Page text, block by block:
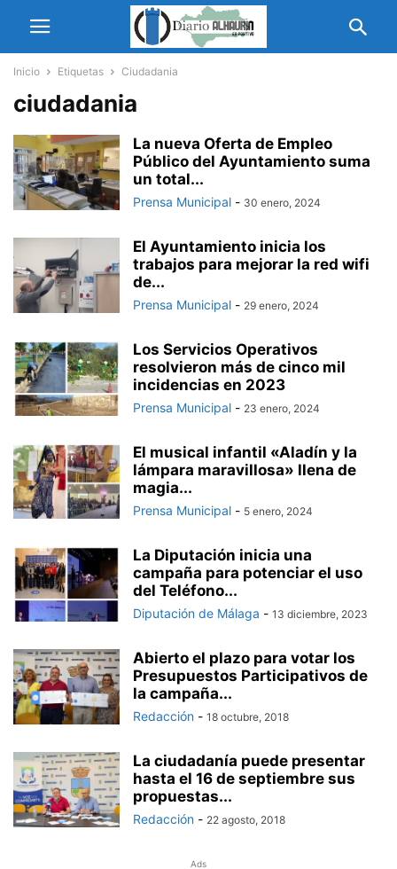
Inicio Etiquetas Ciudadania
ciudadania
La nueva Oferta de Empleo
Público del Ayuntamiento suma
un total...
Prensa Municipal - 30 enero, 2024
El Ayuntamiento inicia los
trabajos para mejorar la red wifi
de...
Prensa Municipal - 29 enero, 2024
Los Servicios Operativos
resolvieron más de cinco mil
incidencias en 2023
Prensa Municipal - 23 enero, 2024
El musical infantil «Aladín y la
lámpara maravillosa» llena de
magia...
Prensa Municipal - 5 enero, 2024
La Diputación inicia una
campaña para potenciar el uso
del Teléfono...
Diputación de Málaga - 13 diciembre, 2023
Abierto el plazo para votar los
Presupuestos Participativos de
la campaña...
Redacción - 18 octubre, 2018
La ciudadanía puede presentar
hasta el 16 de septiembre sus
propuestas...
Redacción - 22 agosto, 2018
Ads